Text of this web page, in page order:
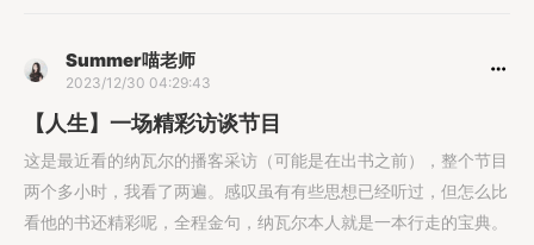
Summer喵老师
2023/12/30 04:29:43
【人生】一场精彩访谈节目
这是最近看的纳瓦尔的播客采访（可能是在出书之前），整个节目
两个多小时，我看了两遍。感叹虽有有些思想已经听过，但怎么比
看他的书还精彩呢，全程金句，纳瓦尔本人就是一本行走的宝典。